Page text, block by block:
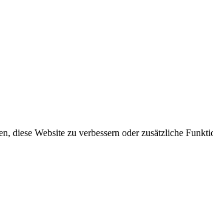
diese Website zu verbessern oder zusätzliche